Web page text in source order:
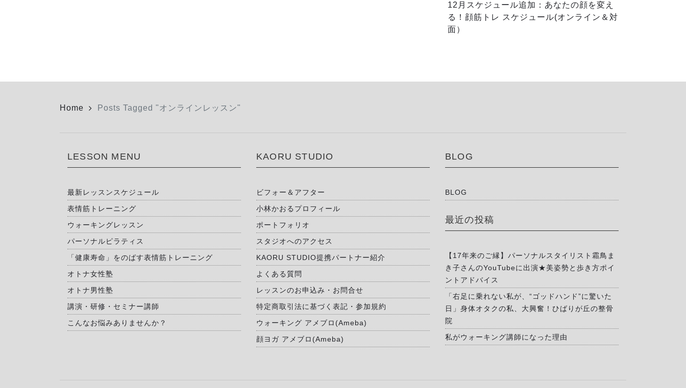
12月スケジュール追加：あなたの顔を変え
る！顔筋トレ スケジュール(オンライン＆対
面）
Home Posts Tagged "オンラインレッスン"
LESSON MENU
最新レッスンスケジュール
表情筋トレーニング
ウォーキングレッスン
パーソナルピラティス
「健康寿命」をのばす表情筋トレーニング
オトナ女性塾
オトナ男性塾
講演・研修・セミナー講師
こんなお悩みありませんか？
KAORU STUDIO
ビフォー＆アフター
小林かおるプロフィール
ポートフォリオ
スタジオへのアクセス
KAORU STUDIO提携パートナー紹介
よくある質問
レッスンのお申込み・お問合せ
特定商取引法に基づく表記・参加規約
ウォーキング アメブロ(Ameba)
顔ヨガ アメブロ(Ameba)
BLOG
BLOG
最近の投稿
【17年来のご縁】パーソナルスタイリスト霜鳥ま
き子さんのYouTubeに出演★美姿勢と歩き方ポイ
ントアドバイス
「右足に乗れない私が、“ゴッドハンド”に驚いた
日」身体オタクの私、大興奮！ひばりが丘の整骨
院
私がウォーキング講師になった理由